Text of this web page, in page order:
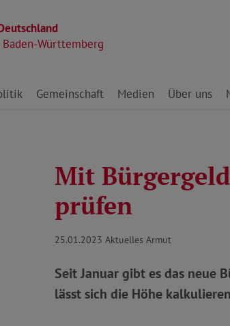
Württemberg
springen
Gemeinschaft Medien Über uns
Mit
prüfen
25.01.2023 Aktuelles Armut
Seit Januar gibt es das neue
lässt sich die Höhe